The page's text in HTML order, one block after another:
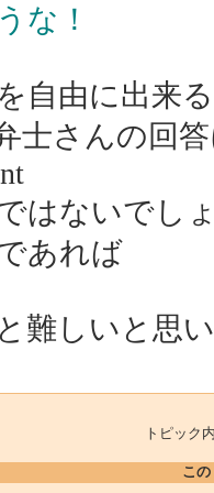
な！
自由に出来
士さんの回
はないでし
あれば
難しいと思
トピッ
こ